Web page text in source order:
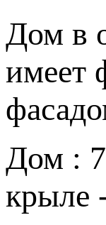
Дом в
имеет
Дом :
крыле